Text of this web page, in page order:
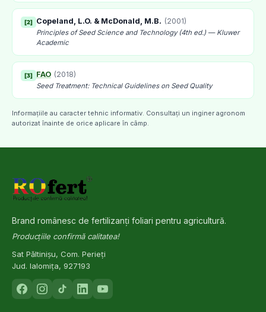
[2] Copeland, L.O. & McDonald, M.B. (2001)
Principles of Seed Science and Technology (4th ed.) — Kluwer
Academic
[3] FAO (2018)
Seed Treatment: Technical Guidelines on Seed Quality
Informațiile au caracter tehnic informativ. Consultați un inginer agronom
autorizat înainte de orice aplicare în câmp.
Brand românesc de fertilizanți foliari pentru agricultură.
Producțiile confirmă calitatea!
Sat Păltinișu, Com. Perieți
Jud. Ialomița, 927193